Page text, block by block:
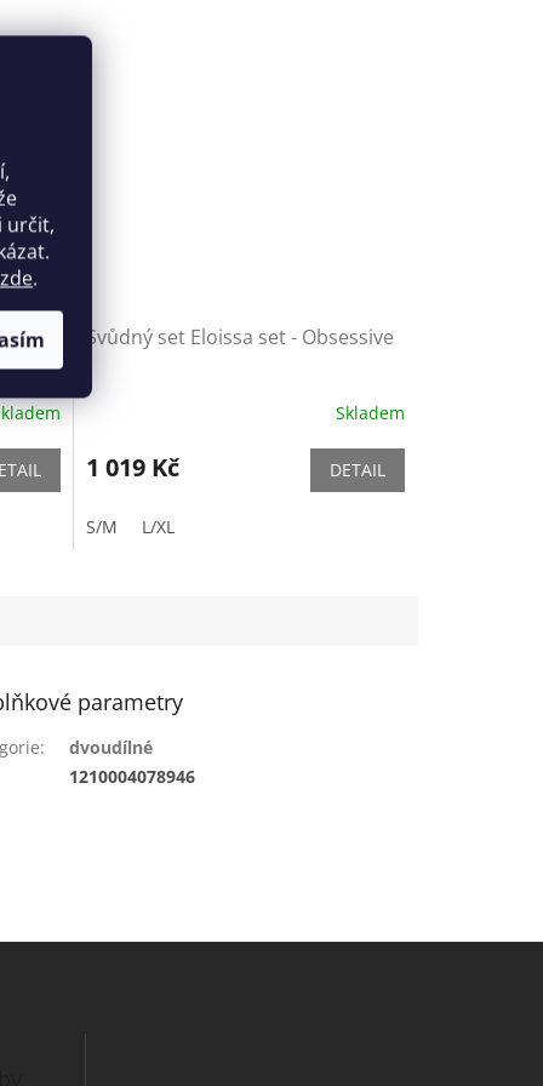
určit,
zde.
Svůdný set Eloissa set - Obsessive
Skladem
1 019 Kč DETAIL
S/M L/XL
parametry
:
dvoudílné
1210004078946